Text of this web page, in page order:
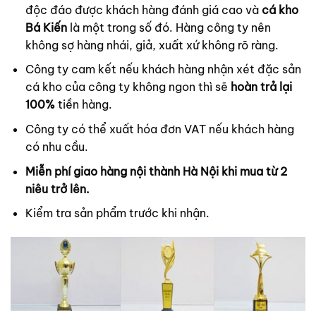
độc đáo được khách hàng đánh giá cao và cá kho
Bá Kiếnlà một trong số đó. Hàng công ty nên
không sợ hàng nhái, giả, xuất xứ không rõ ràng.
Công ty cam kết nếu khách hàng nhận xét đặc sản
cá kho của công ty không ngon thì sẽ hoàn trả lại
100%tiền hàng.
Công ty có thể xuất hóa đơn VAT nếu khách hàng
có nhu cầu.
Miễn phí giao hàng nội thành Hà Nội khi mua từ 2
niêu trở lên.
Kiểm tra sản phẩm trước khi nhận.